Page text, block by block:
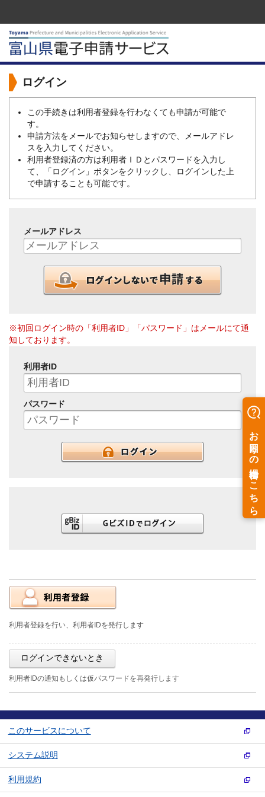
ログイン
この手続きは利用者登録を行わなくても申請が可能で
す。
申請方法をメールでお知らせしますので、メールアドレ
スを入力してください。
利用者登録済の方は利用者ＩＤとパスワードを入力し
て、「ログイン」ボタンをクリックし、ログインした上
で申請することも可能です。
メールアドレス
※初回ログイン時の「利用者ID」「パスワード」はメールにて通
知しております。
利用者ID
パスワード
利用者登録を行い、利用者IDを発行します
ログインできないとき
利用者IDの通知もしくは仮パスワードを再発行します
このサービスについて
システム説明
利用規約